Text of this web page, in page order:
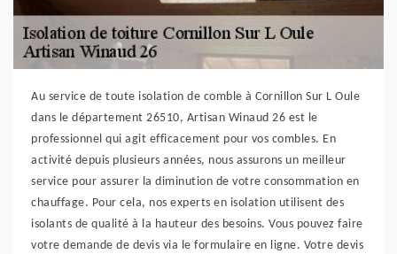
Au service de toute isolation de comble à Cornillon Sur L Oule
dans le département 26510, Artisan Winaud 26 est le
professionnel qui agit efficacement pour vos combles. En
activité depuis plusieurs années, nous assurons un meilleur
service pour assurer la diminution de votre consommation en
chauffage. Pour cela, nos experts en isolation utilisent des
isolants de qualité à la hauteur des besoins. Vous pouvez faire
votre demande de devis via le formulaire en ligne. Votre devis